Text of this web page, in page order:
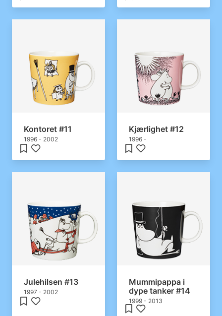
Kontoret #11
1996 - 2002
Kjærlighet #12
1996 -
Julehilsen #13
1997 - 2002
Mummipappa i
dype tanker #14
1999 - 2013